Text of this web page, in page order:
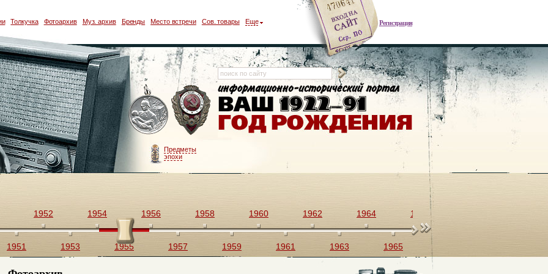
Регистрация
Толкучка Фотоархив Муз. архив Бренды Место встречи Сов. товары Еще
Предметы
эпохи
1951
1952
1953
1954
1955
1956
1957
1958
1959
1960
1961
1962
1963
1964
1965
1966